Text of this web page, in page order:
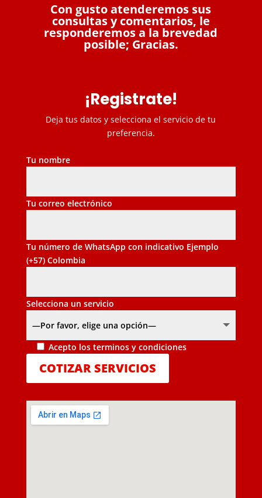
Con gusto atenderemos sus
consultas y comentarios, le
responderemos a la brevedad
posible; Gracias.
¡Registrate!
Deja tus datos y selecciona el servicio de tu
preferencia.
Tu nombre
Tu correo electrónico
Tu número de WhatsApp con indicativo Ejemplo
(+57) Colombia
Selecciona un servicio
Acepto los terminos y condiciones
COTIZAR SERVICIOS